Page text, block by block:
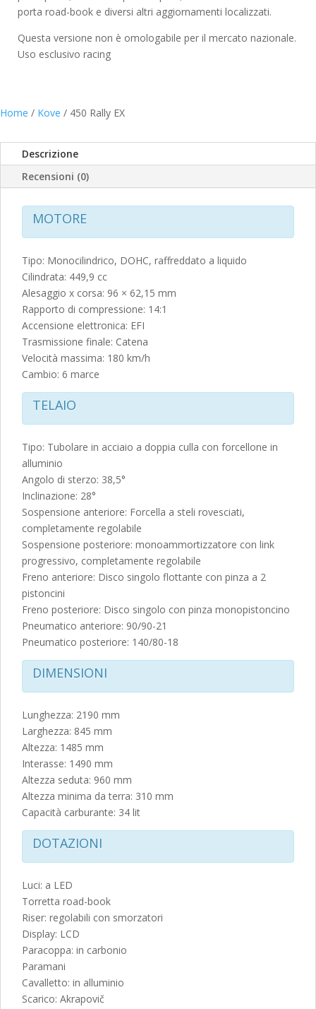
porta road-book e diversi altri aggiornamenti localizzati.
Questa versione non è omologabile per il mercato nazionale.
Uso esclusivo racing
Home / Kove / 450 Rally EX
Descrizione
Recensioni (0)
MOTORE
Tipo: Monocilindrico, DOHC, raffreddato a liquido
Cilindrata: 449,9 cc
Alesaggio x corsa: 96 × 62,15 mm
Rapporto di compressione: 14:1
Accensione elettronica: EFI
Trasmissione finale: Catena
Velocità massima: 180 km/h
Cambio: 6 marce
TELAIO
Tipo: Tubolare in acciaio a doppia culla con forcellone in
alluminio
Angolo di sterzo: 38,5°
Inclinazione: 28°
Sospensione anteriore: Forcella a steli rovesciati,
completamente regolabile
Sospensione posteriore: monoammortizzatore con link
progressivo, completamente regolabile
Freno anteriore: Disco singolo flottante con pinza a 2
pistoncini
Freno posteriore: Disco singolo con pinza monopistoncino
Pneumatico anteriore: 90/90-21
Pneumatico posteriore: 140/80-18
DIMENSIONI
Lunghezza: 2190 mm
Larghezza: 845 mm
Altezza: 1485 mm
Interasse: 1490 mm
Altezza seduta: 960 mm
Altezza minima da terra: 310 mm
Capacità carburante: 34 lit
DOTAZIONI
Luci: a LED
Torretta road-book
Riser: regolabili con smorzatori
Display: LCD
Paracoppa: in carbonio
Paramani
Cavalletto: in alluminio
Scarico: Akrapovič